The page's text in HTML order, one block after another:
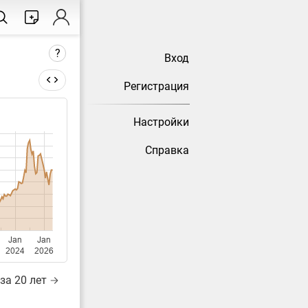
Вход
Регистрация
Настройки
Справка
?
Jan
2024
Jan
2026
20 лет